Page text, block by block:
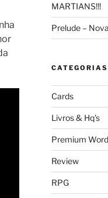
MARTIANS!!!
Prelude –
CATEGORIAS
Cards
Livros & Hq's
Premium
Review
RPG